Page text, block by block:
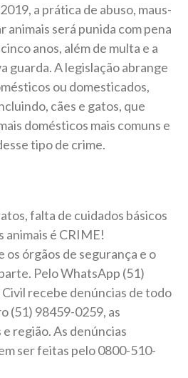
a prática de abuso, maus-
será punida com pena
anos, além de multa e a
guarda. A legislação abrange
ou domesticados,
cães e gatos, que
domésticos mais comuns e
tipo de crime.
falta de cuidados básicos
animais é CRIME!
os órgãos de segurança e o
Pelo WhatsApp (51)
recebe denúncias de todo
(51) 98459-0259, as
região. As denúncias
ser feitas pelo 0800-510-